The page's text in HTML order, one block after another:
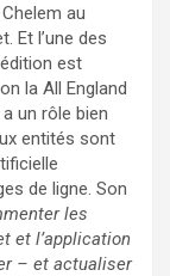
au
Et l’une des
est
la All England
un rôle bien
entités sont
de ligne. Son
les
et l’application
– et actualiser